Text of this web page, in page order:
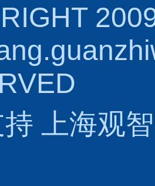
上海观